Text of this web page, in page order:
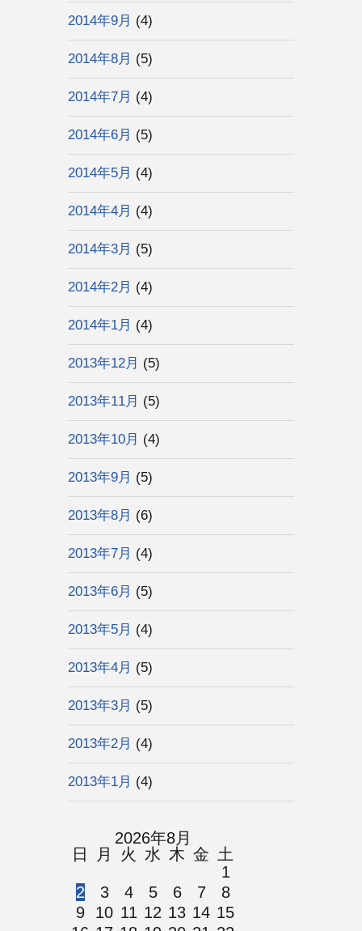
2014年9月 (4)
2014年8月 (5)
2014年7月 (4)
2014年6月 (5)
2014年5月 (4)
2014年4月 (4)
2014年3月 (5)
2014年2月 (4)
2014年1月 (4)
2013年12月 (5)
2013年11月 (5)
2013年10月 (4)
2013年9月 (5)
2013年8月 (6)
2013年7月 (4)
2013年6月 (5)
2013年5月 (4)
2013年4月 (5)
2013年3月 (5)
2013年2月 (4)
2013年1月 (4)
2026年8月
日
月 火 水 木 金 土
1
2
3 4 5 6 7
8
9
10 11 12 13 14 15